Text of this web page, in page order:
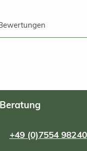
+49 (0)7554 98240